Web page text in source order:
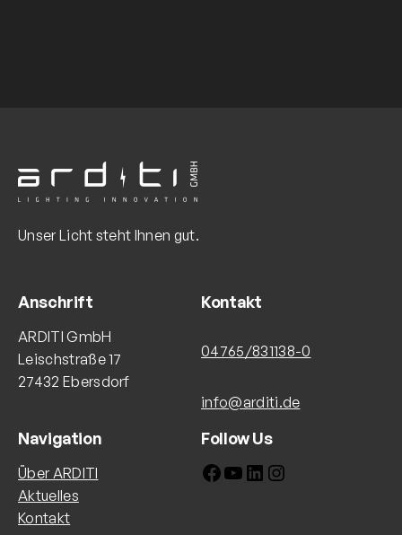
Unser Licht steht Ihnen gut.
Anschrift
ARDITI GmbH
Leischstraße 17
27432 Ebersdorf
Kontakt
04765/831138-0
info@arditi.de
Navigation
Über ARDITI
Aktuelles
Kontakt
Follow Us
Facebook YouTube LinkedIn Instagram